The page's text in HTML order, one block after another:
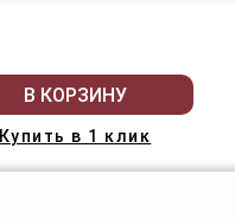
В КОРЗИНУ
Купить в 1 клик